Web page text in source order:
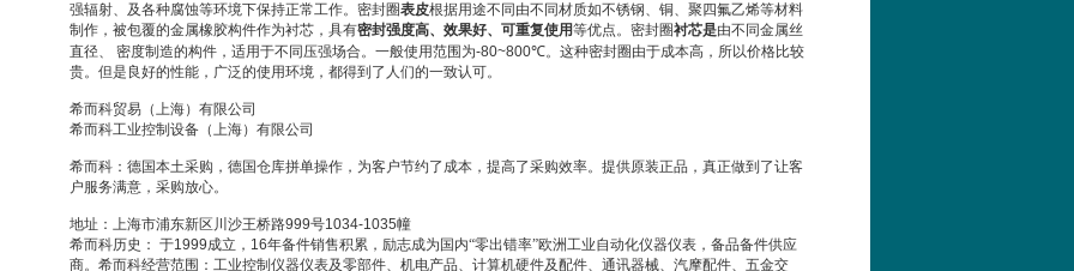
强辐射、及各种腐蚀等环境下保持正常工作。密封圈表皮根据用途不同由不同材质如不锈钢、铜、聚四氟乙烯等材料
制作，被包覆的金属橡胶构件作为衬芯，具有密封强度高、效果好、可重复使用等优点。密封圈衬芯是由不同金属丝
直径、
密度制造的构件，适用于不同压强场合。一般使用范围为-80~800℃。这种密封圈由于成本高，所以价格比较
贵。但是良好的性能，广泛的使用环境，都得到了人们的一致认可。
希而科贸易（上海）有限公司
希而科工业控制设备（上海）有限公司
希而科：德国本土采购，德国仓库拼单操作，为客户节约了成本，提高了采购效率。提供原装正品，真正做到了让客
户服务满意，采购放心。
地址：上海市浦东新区川沙王桥路999号1034-1035幢
希而科历史： 于1999成立， 16年备件销售积累，励志成为国内“零出错率”欧洲工业自动化仪器仪表，备品备件供应
商。希而科经营范围：工业控制仪器仪表及零部件、机电产品、计算机硬件及配件、通讯器械、汽摩配件、五金交